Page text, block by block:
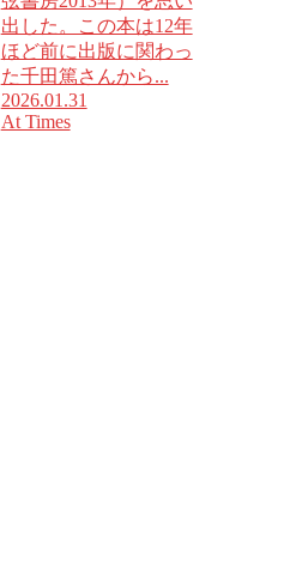
出した。この本は12年
ほど前に出版に関わっ
た千田篤さんから...
2026.01.31
At Times